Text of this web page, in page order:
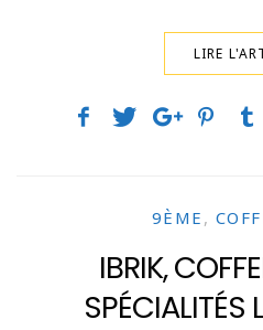
LIRE
9ÈME ,
IBRIK,
SPÉCIALITÉS